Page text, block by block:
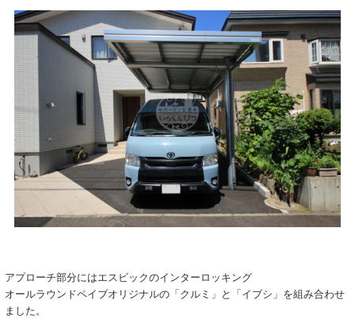
アプローチ部分にはエスビックのインターロッキング
オールラウンドペイブオリジナルの「クルミ」と「イブシ」を組み合わせ
ました。